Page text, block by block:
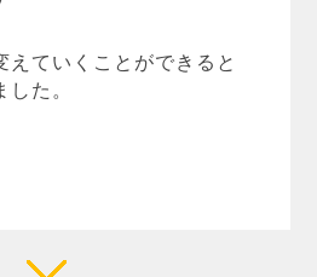
えていくことができると
た。